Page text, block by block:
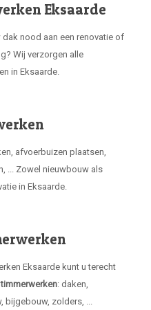
Eksaarde
dak nood aan een renovatie of
Wij verzorgen alle
in Eksaarde.
afvoerbuizen plaatsen,
... Zowel nieuwbouw als
in Eksaarde.
Eksaarde kunt u terecht
: daken,
bijgebouw, zolders, ...